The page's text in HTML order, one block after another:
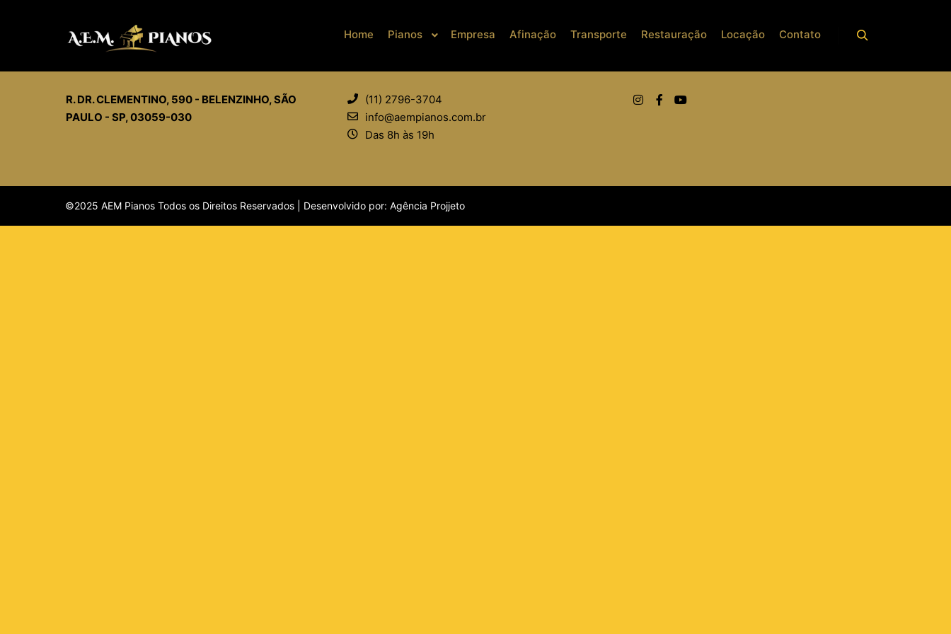
Home Pianos Empresa Afinação Transporte Restauração Locação Contato
FOTOS DE TRANSPORTE DE
R. DR. CLEMENTINO, 590 - BELENZINHO, SÃO
PAULO - SP, 03059-030
(11) 2796-3704
info@aempianos.com.br
Das 8h às 19h
©2025 AEM Pianos Todos os Direitos Reservados | Desenvolvido por: Agência Projjeto